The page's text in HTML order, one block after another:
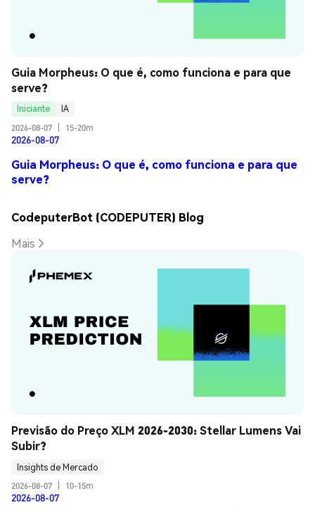
Guia Morpheus: O que é, como funciona e para que
serve?
Iniciante
IA
2026-08-07
15-20m
2026-08-07
Guia Morpheus: O que é, como funciona e para que
serve?
CodeputerBot (CODEPUTER) Blog
Mais
Previsão do Preço XLM 2026-2030: Stellar Lumens Vai
Subir?
Insights de Mercado
2026-08-07
10-15m
2026-08-07